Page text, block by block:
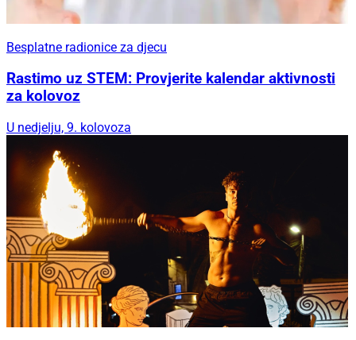
Besplatne radionice za djecu
Rastimo uz STEM: Provjerite kalendar aktivnosti
za kolovoz
U nedjelju, 9. kolovoza